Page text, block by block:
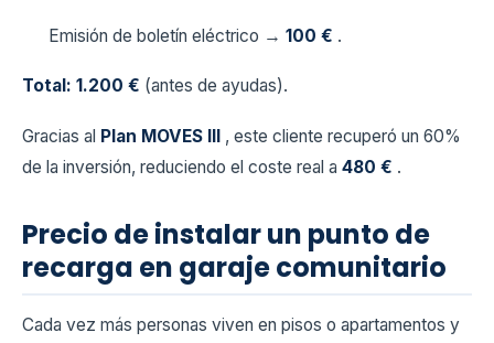
Emisión de boletín eléctrico → 100 € .
Total: 1.200 € (antes de ayudas).
Gracias al Plan MOVES III , este cliente recuperó un 60%
de la inversión, reduciendo el coste real a 480 € .
Precio de instalar un punto de
recarga en garaje comunitario
Cada vez más personas viven en pisos o apartamentos y